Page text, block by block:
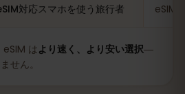
対応スマホを使う旅行者 eSIM
は より速く、より安い選択―
せん。